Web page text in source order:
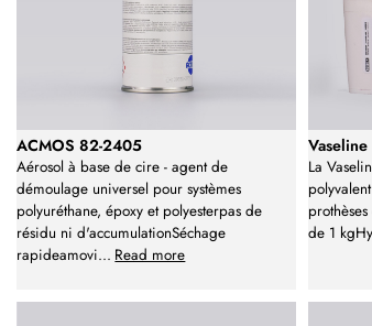
ACMOS 82-2405
Aérosol à base de cire - agent de
démoulage universel pour systèmes
polyuréthane, époxy et polyesterpas de
résidu ni d'accumulationSéchage
rapideamovi... Read more
Vaseline
La
de 1